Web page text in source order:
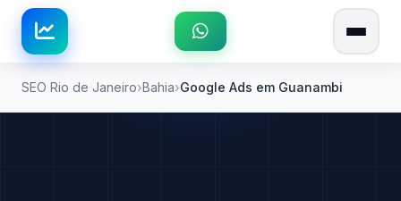
SEO Rio de Janeiro Bahia Google Ads em Guanambi